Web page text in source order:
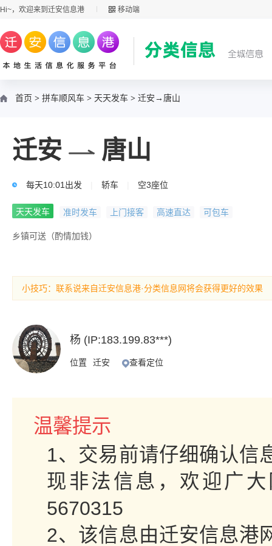
Hi~，欢迎来到迁安信息港 移动端
首页 > 拼车顺风车 > 天天发车 > 迁安→唐山
迁安 唐山
每天10:01出发 轿车 空3座位
天天发车 准时发车 上门接客 高速直达 可包车
乡镇可送（酌情加钱）
小技巧：联系说来自迁安信息港·分类信息网将会获得更好的效果
杨 (IP:183.199.83***)
位置 迁安 查看定位
温馨提示
1、交易前请仔细确认信
现非法信息，欢迎广
5670315
2、该信息由迁安信息港